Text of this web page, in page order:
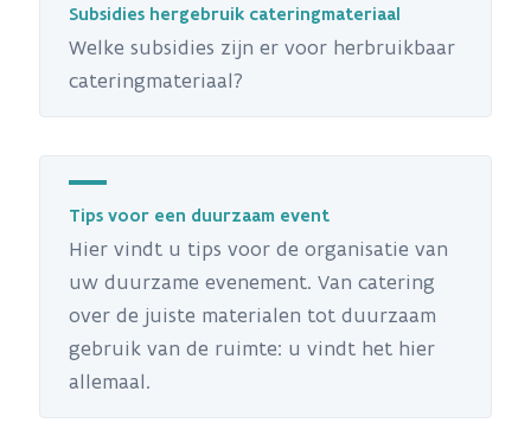
Subsidies hergebruik cateringmateriaal
Welke subsidies zijn er voor herbruikbaar
cateringmateriaal?
Tips voor een duurzaam event
Hier vindt u tips voor de organisatie van
uw duurzame evenement. Van catering
over de juiste materialen tot duurzaam
gebruik van de ruimte: u vindt het hier
allemaal.